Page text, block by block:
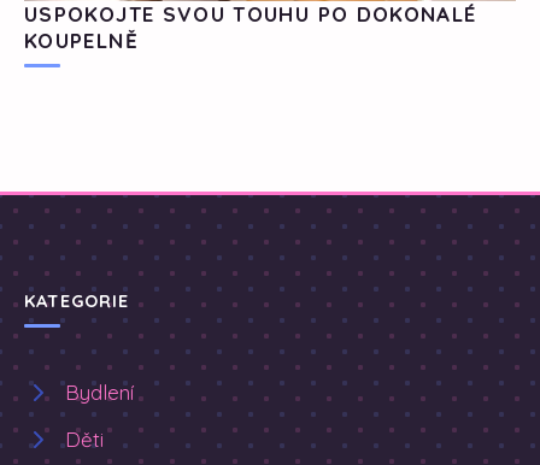
USPOKOJTE SVOU TOUHU PO DOKONALÉ
KOUPELNĚ
KATEGORIE
Bydlení
Děti